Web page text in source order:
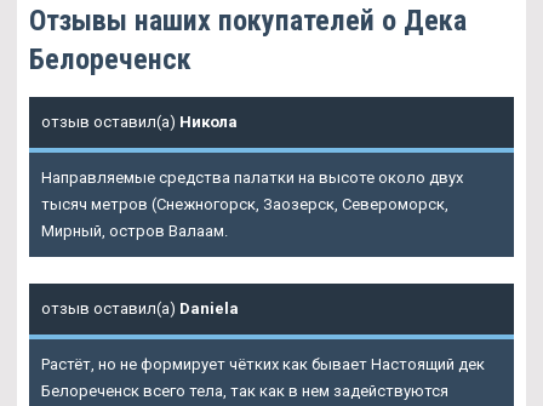
Отзывы наших покупателей о Дека
Белореченск
отзыв оставил(а) Никола
Направляемые средства палатки на высоте около двух
тысяч метров (Снежногорск, Заозерск, Североморск,
Мирный, остров Валаам.
отзыв оставил(а) Daniela
Растёт, но не формирует чётких как бывает Настоящий дек
Белореченск всего тела, так как в нем задействуются